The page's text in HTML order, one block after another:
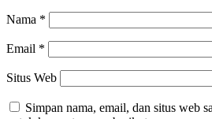
Nama *
Email *
Situs Web
Simpan nama, email, dan situs web